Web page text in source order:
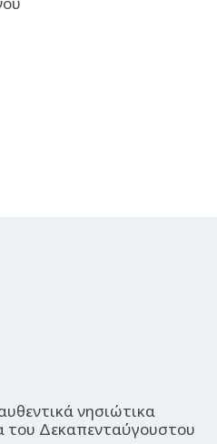
νησιώτικα
του Δεκαπενταύγουστου